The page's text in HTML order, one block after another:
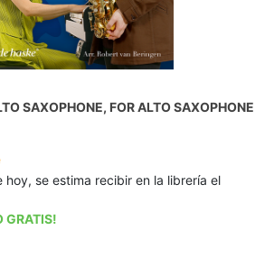
SAXOPHONE, FOR ALTO SAXOPHONE
hoy, se estima recibir en la librería el
GRATIS!